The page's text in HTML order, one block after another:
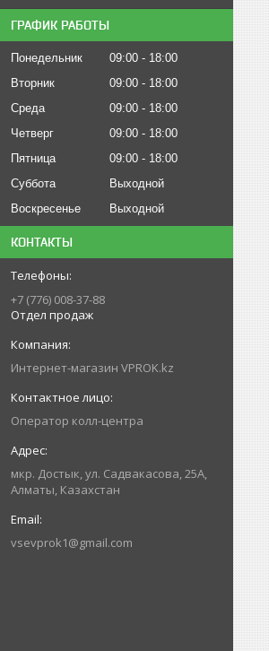
ГРАФИК РАБОТЫ
Понедельник 09:00
18:00
Вторник
09:00
18:00
Среда
09:00
18:00
Четверг
09:00
18:00
Пятница
09:00
18:00
Суббота
Выходной
Воскресенье
Выходной
КОНТАКТЫ
+7 (776) 008-37-88
Отдел продаж
Интернет-магазин VPROK.kz
Оператор колл-центра
мкр. Достык, ул. Садвакасова, 25А,
Алматы, Казахстан
vsevprok1@gmail.com